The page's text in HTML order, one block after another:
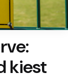
kiest